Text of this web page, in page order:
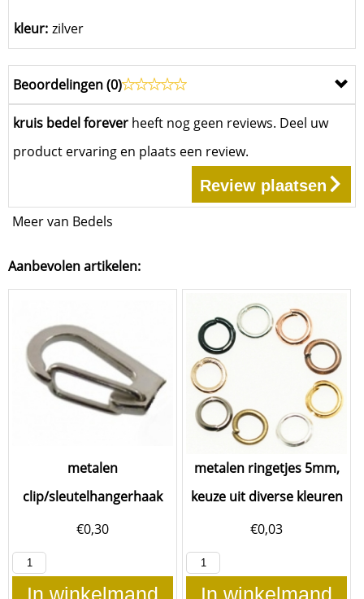
kleur: zilver
Beoordelingen (0)
kruis bedel forever heeft nog geen reviews. Deel uw
product ervaring en plaats een review.
Review plaatsen
Meer van Bedels
Aanbevolen artikelen:
metalen
clip/sleutelhangerhaak
€0,30
In winkelmand
metalen ringetjes 5mm,
keuze uit diverse kleuren
€0,03
In winkelmand